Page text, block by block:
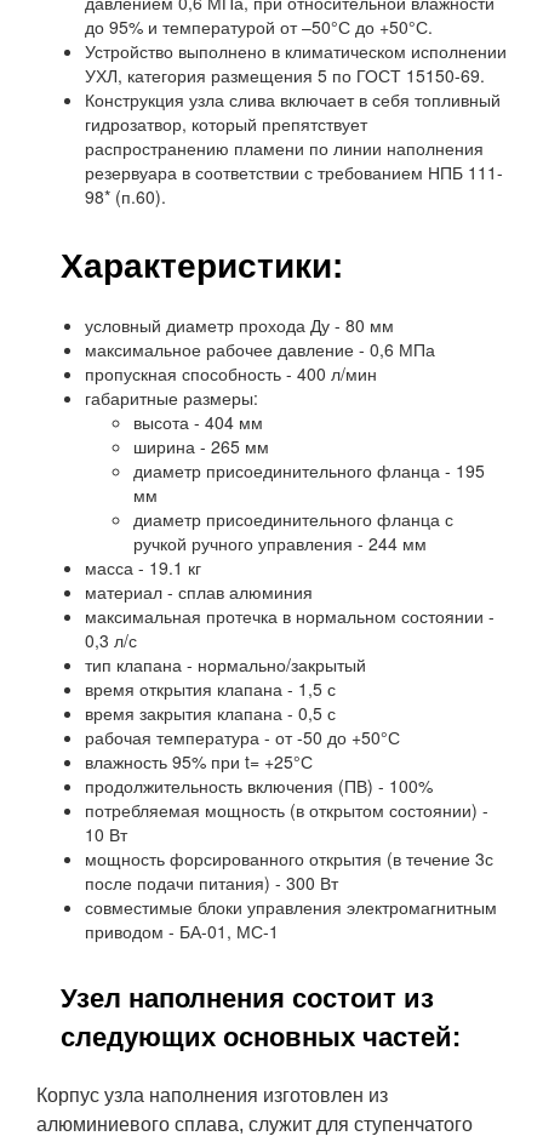
до 95% и температурой от –50°С до +50°С.
Устройство выполнено в климатическом исполнении
УХЛ, категория размещения 5 по ГОСТ 15150-69.
Конструкция узла слива включает в себя топливный
гидрозатвор, который препятствует
распространению пламени по линии наполнения
резервуара в соответствии с требованием НПБ 111-
98* (п.60).
Характеристики:
условный диаметр прохода Ду - 80 мм
максимальное рабочее давление - 0,6 МПа
пропускная способность - 400 л/мин
габаритные размеры:
высота - 404 мм
ширина - 265 мм
диаметр присоединительного фланца - 195
мм
диаметр присоединительного фланца с
ручкой ручного управления - 244 мм
масса - 19.1 кг
материал - сплав алюминия
максимальная протечка в нормальном состоянии -
0,3 л/с
тип клапана - нормально/закрытый
время открытия клапана - 1,5 с
время закрытия клапана - 0,5 с
рабочая температура - от -50 до +50°С
влажность 95% при t= +25°С
продолжительность включения (ПВ) - 100%
потребляемая мощность (в открытом состоянии) -
10 Вт
мощность форсированного открытия (в течение 3с
после подачи питания) - 300 Вт
совместимые блоки управления электромагнитным
приводом - БА-01, МС-1
Узел наполнения состоит из
следующих основных частей:
Корпус узла наполнения изготовлен из
алюминиевого сплава, служит для ступенчатого